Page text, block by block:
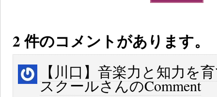
2 件のコメントがあります。
【川口】音楽力と知力を
スクールさんのComment